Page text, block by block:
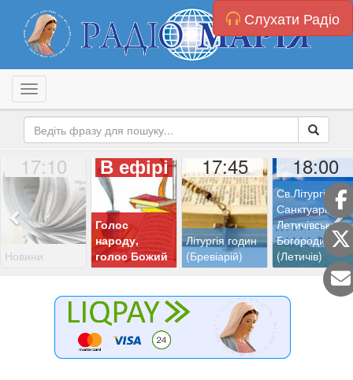
Слухати Радіо
Toggle navigation
17:10
Новини
В ефірі
Голос
народу,
голос Божий
17:45
Літургія годин
(Бревіарій)
18:00
Св.Літургія з
Санктуарію
Летичівської
Богородиці
(Летичів)